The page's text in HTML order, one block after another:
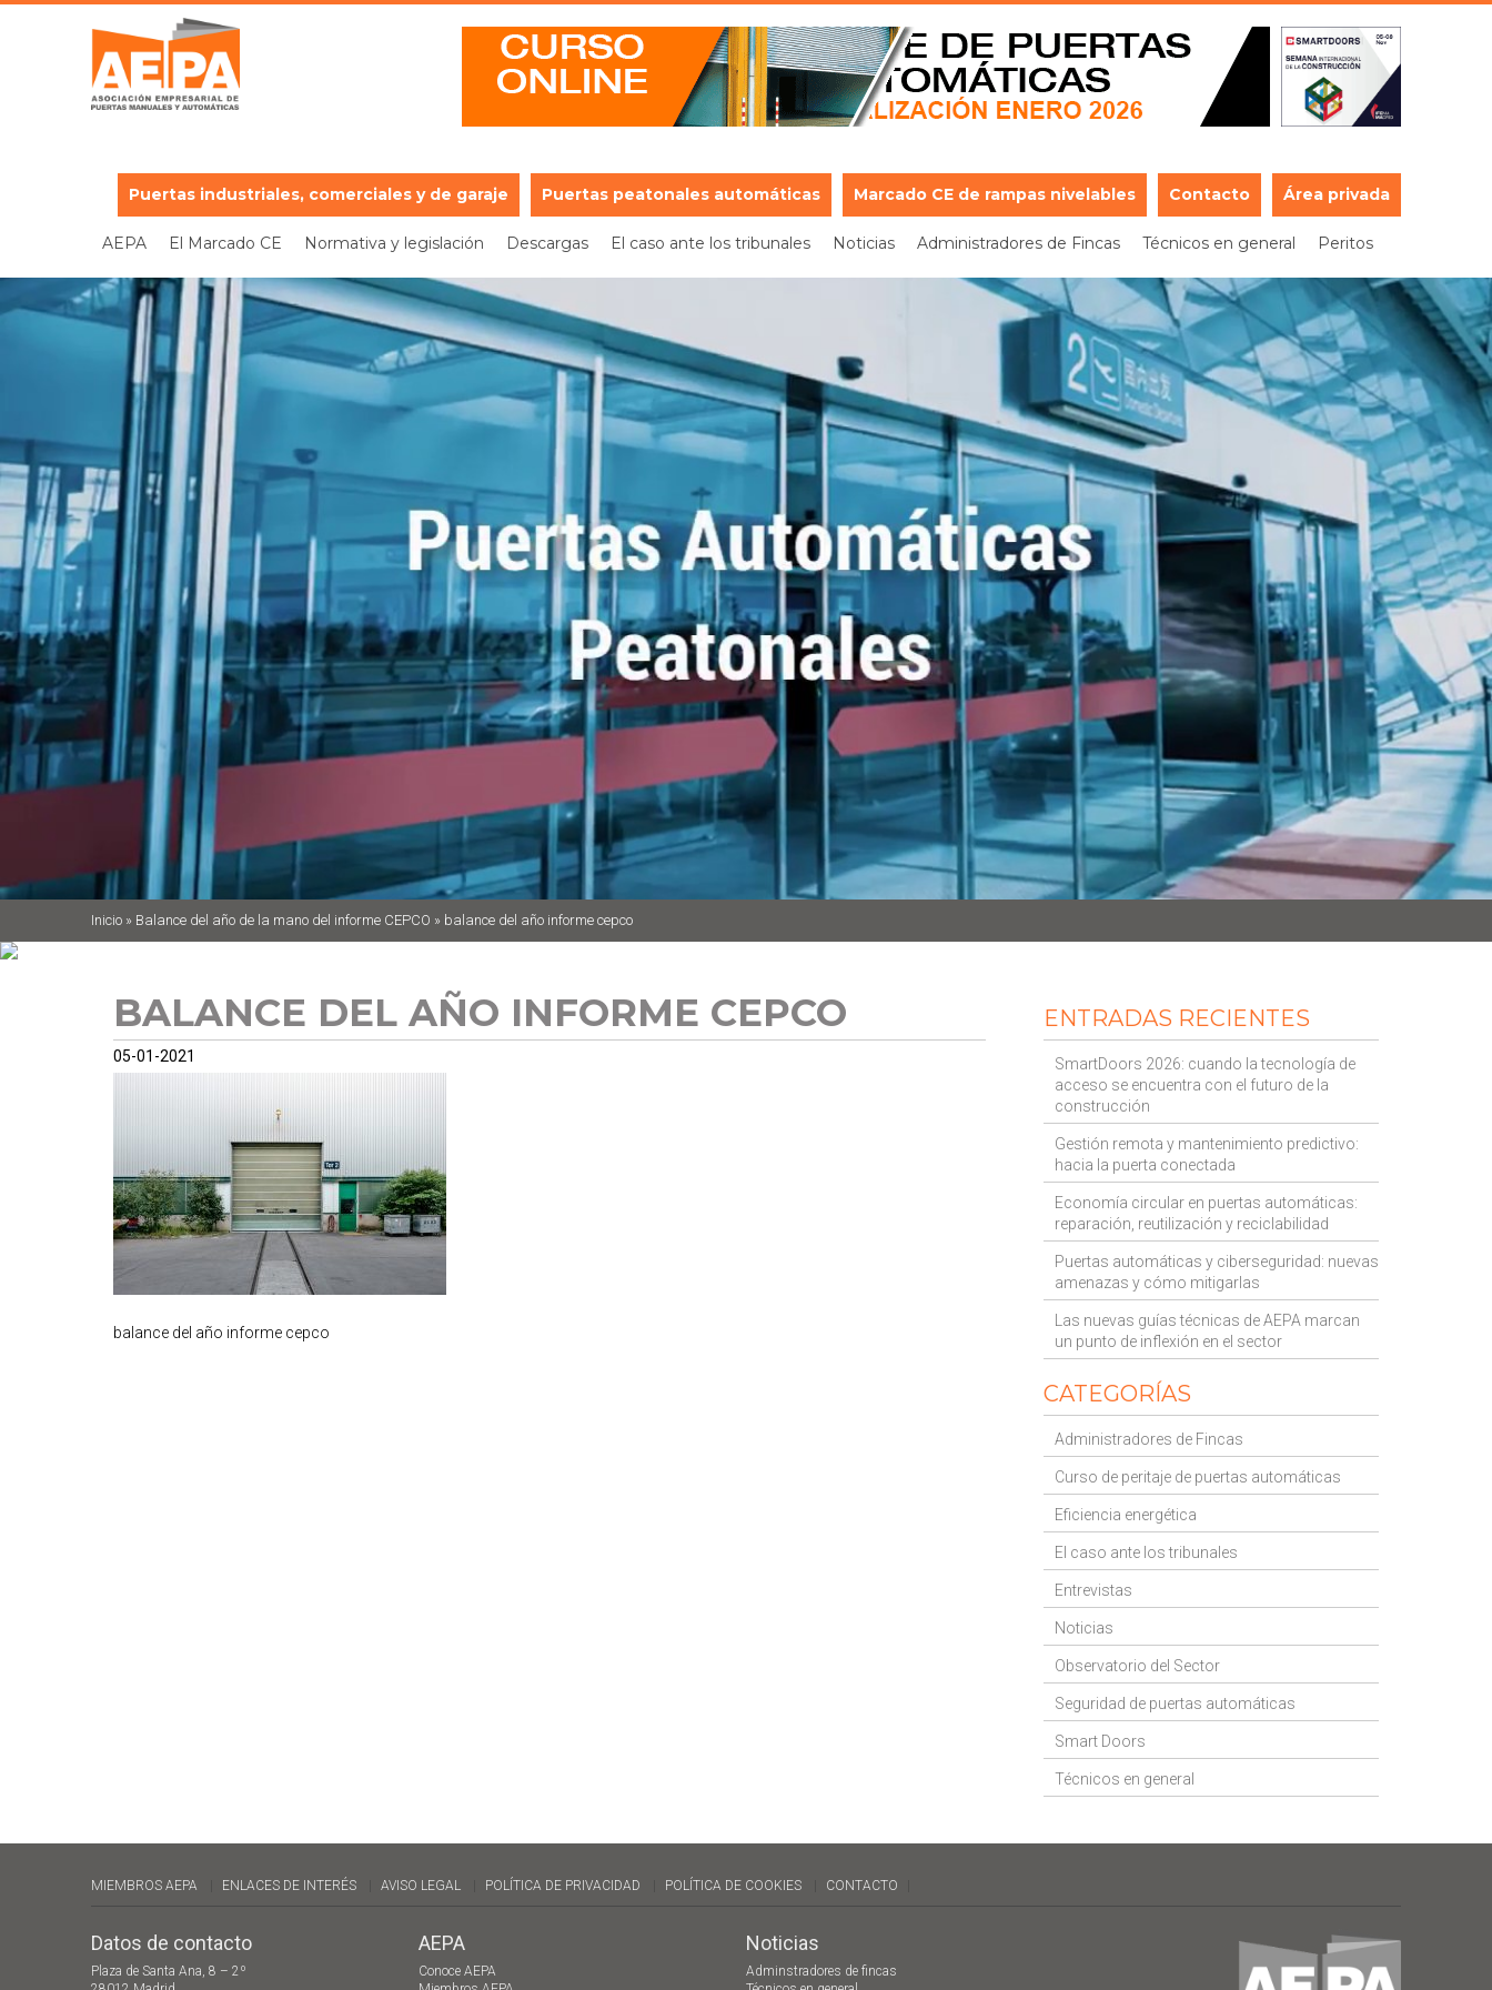
Puertas industriales, comerciales y de garaje Puertas peatonales automáticas Marcado CE de rampas nivelables Contacto Área privada
AEPA El Marcado CE Normativa y legislación Descargas El caso ante los tribunales Noticias Administradores de Fincas Técnicos en general Peritos
Inicio » Balance del año de la mano del informe CEPCO » balance del año informe cepco
ENTRADAS RECIENTES
SmartDoors 2026: cuando la tecnología de
acceso se encuentra con el futuro de la
construcción
Gestión remota y mantenimiento predictivo:
hacia la puerta conectada
Economía circular en puertas automáticas:
reparación, reutilización y reciclabilidad
Puertas automáticas y ciberseguridad: nuevas
amenazas y cómo mitigarlas
Las nuevas guías técnicas de AEPA marcan
un punto de inflexión en el sector
CATEGORÍAS
Administradores de Fincas
Curso de peritaje de puertas automáticas
Eficiencia energética
El caso ante los tribunales
Entrevistas
Noticias
Observatorio del Sector
Seguridad de puertas automáticas
Smart Doors
Técnicos en general
BALANCE DEL AÑO INFORME CEPCO
05-01-2021
balance del año informe cepco
MIEMBROS AEPA ENLACES DE INTERÉS AVISO LEGAL POLÍTICA DE PRIVACIDAD POLÍTICA DE COOKIES CONTACTO
Datos de contacto
Plaza de Santa Ana, 8 – 2º
AEPA
Conoce AEPA
Noticias
Adminstradores de fincas